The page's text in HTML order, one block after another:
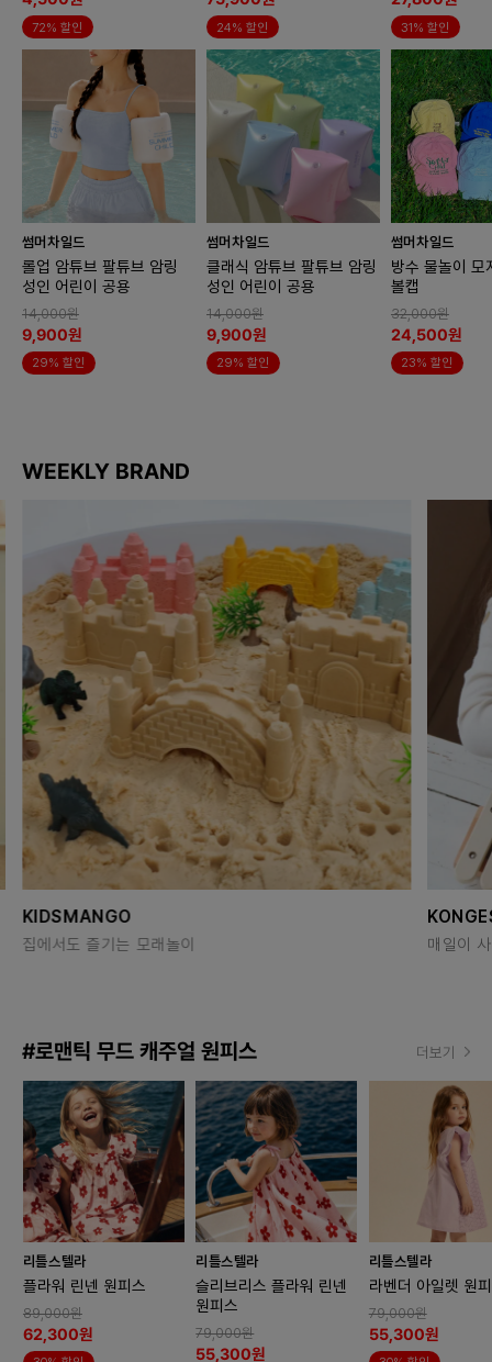
72% 할인 24% 할인 31% 할인
썸머차일드
롤업 암튜브 팔튜브 암링
성인 어린이 공용
14,000원
9,900원
29% 할인
썸머차일드
클래식 암튜브 팔튜브 암링
성인 어린이 공용
14,000원
9,900원
29% 할인
썸머차일드
방수 물놀이 모
볼캡
32,000원
24,500원
23% 할인
WEEKLY BRAND
KIDSMANGO
집에서도 즐기는 모래놀이 매일이
#로맨틱 무드 캐주얼 원피스 더보기
리틀스텔라
플라워 린넨 원피스
89,000원
62,300원
리틀스텔라
슬리브리스 플라워 린넨
원피스
79,000원
55,300원
리틀스텔라
라벤더 아일렛 원
79,000원
55,300원